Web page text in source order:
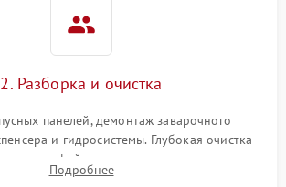
2. Разборка и очистка
панелей, демонтаж заварочного
и гидросистемы. Глубокая очистка
от кофейных масел, жмыха и накипи.
каналов и фильтров с использованием
Подробнее